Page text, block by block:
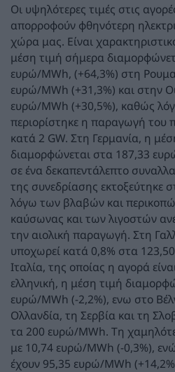
Οι υψηλότερες τιμές στις
απορροφούν φθηνότερη
χώρα μας. Είναι
μέση τιμή σήμερα
ευρώ/MWh, (+64,3%) στη
ευρώ/MWh (+31,3%) και στην
ευρώ/MWh (+30,5%), καθώς
περιορίστηκε η παραγωγή του
κατά 2 GW. Στη Γερμανία, η
διαμορφώνεται στα 187,33
σε ένα δεκαπεντάλεπτο
της συνεδρίασης εκτοξεύτηκε
λόγω των βλαβών και
καύσωνας και των λιγοστών
την αιολική παραγωγή. Στη
υποχωρεί κατά 0,8% στα
Ιταλία, της οποίας η αγορά
ελληνική, η μέση τιμή
ευρώ/MWh (-2,2%), ενω στο
Ολλανδία, τη Σερβία και τη
τα 200 ευρώ/MWh. Τη
με 10,74 ευρώ/MWh (-0,3%),
έχουν 95,35 ευρώ/MWh